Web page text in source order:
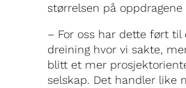
størrelsen på oppdragene
– For oss har dette ført til
dreining hvor vi sakte,
blitt et mer
selskap. Det handler like